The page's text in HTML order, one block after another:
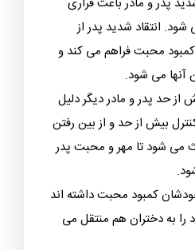
کودک، محبت و تحسین
مهمترین دلیل کمبود محبت از
سلامت روح و روان کودک
پدر و مادر باعث فراری
انتقاد شدید پدر از
محبت فراهم می کند و
آنها می شود.
حد پدر و مادر دیگر دلیل